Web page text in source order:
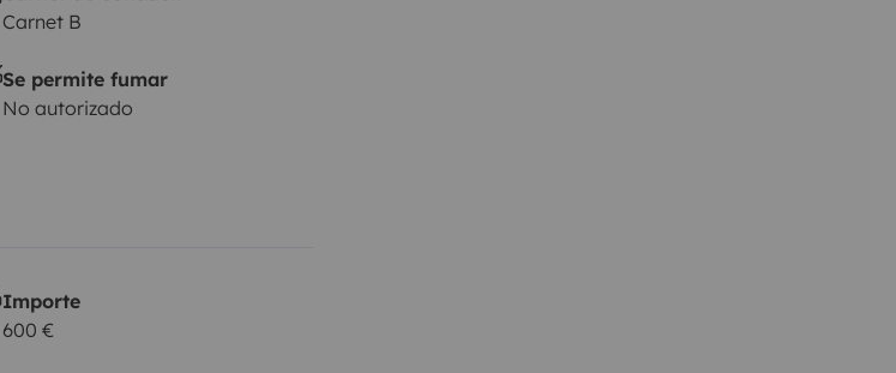
Carnet B
Se permite fumar
No autorizado
Importe
600 €